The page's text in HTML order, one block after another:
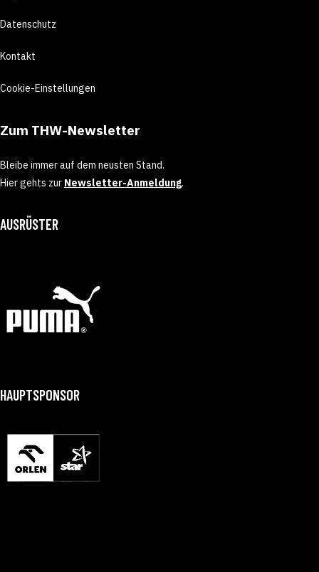
Datenschutz
Kontakt
Cookie-Einstellungen
Zum THW-Newsletter
Bleibe immer auf dem neusten Stand.
Hier gehts zur Newsletter-Anmeldung.
AUSRÜSTER
HAUPTSPONSOR